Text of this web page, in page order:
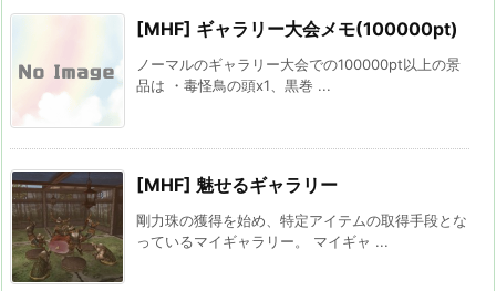
[MHF] ギャラリー大会メモ(100000pt)
ノーマルのギャラリー大会での100000pt以上の景
品は ・毒怪鳥の頭x1、黒巻 ...
[MHF] 魅せるギャラリー
剛力珠の獲得を始め、特定アイテムの取得手段とな
っているマイギャラリー。 マイギャ ...